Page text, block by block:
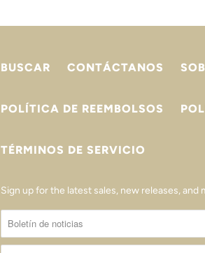
BUSCAR CONTÁCTANOS
POLÍTICA DE REEMBOLSOS
TÉRMINOS DE SERVICIO
Sign up for the latest sales, new releases, and